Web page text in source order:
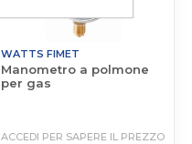
WATTS FIMET
Manometro a polmone
per gas
ACCEDI PER SAPERE IL PREZZO